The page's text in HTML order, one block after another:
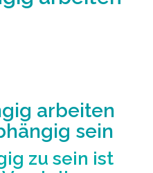
arbeiten
sein
zu sein ist